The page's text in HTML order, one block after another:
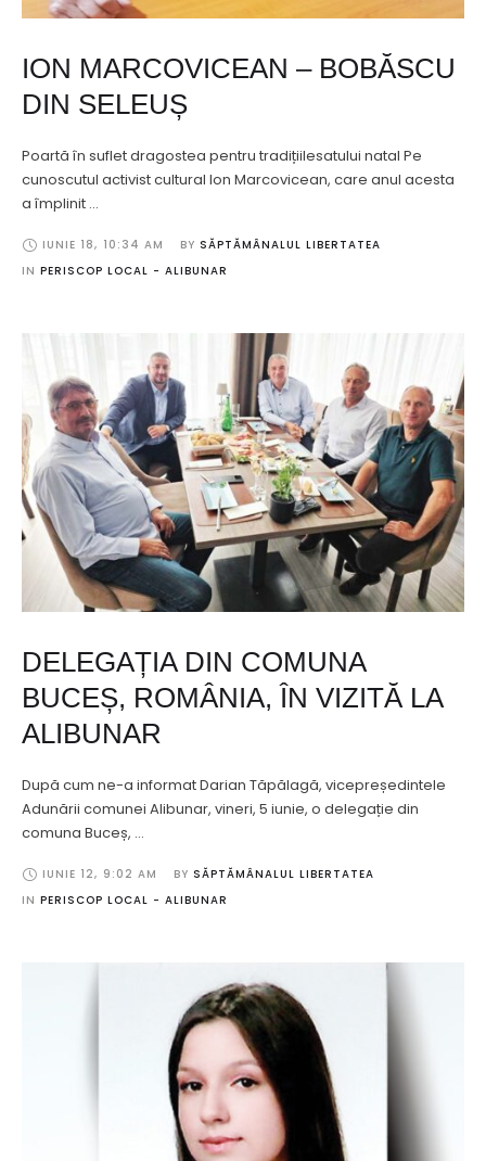
ION MARCOVICEAN – BOBĂSCU
DIN SELEUȘ
Poartă în suflet dragostea pentru tradițiilesatului natal Pe
cunoscutul activist cultural Ion Marcovicean, care anul acesta
a împlinit …
IUNIE 18, 10:34 AM BY SĂPTĂMÂNALUL LIBERTATEA
IN PERISCOP LOCAL - ALIBUNAR
DELEGAȚIA DIN COMUNA
BUCEȘ, ROMÂNIA, ÎN VIZITĂ LA
ALIBUNAR
După cum ne-a informat Darian Tăpălagă, vicepreședintele
Adunării comunei Alibunar, vineri, 5 iunie, o delegație din
comuna Buceș, …
IUNIE 12, 9:02 AM BY SĂPTĂMÂNALUL LIBERTATEA
IN PERISCOP LOCAL - ALIBUNAR